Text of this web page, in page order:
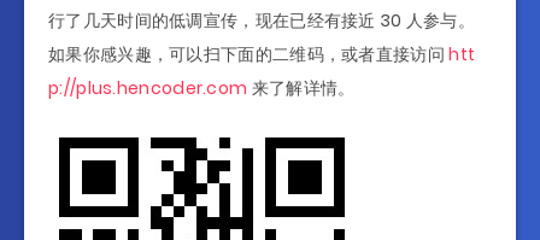
行了几天时间的低调宣传，现在已经有接近 30 人参与。
如果你感兴趣，可以扫下面的二维码，或者直接访问htt
p://plus.hencoder.com 来了解详情。